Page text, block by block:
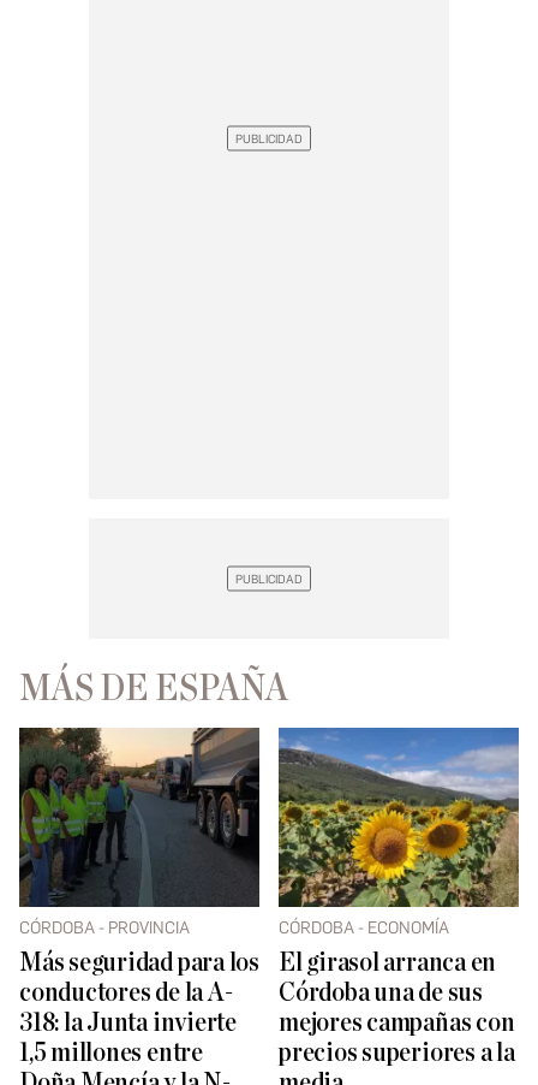
MÁS DE ESPAÑA
CÓRDOBA - PROVINCIA
Más seguridad para los
conductores de la A-
318: la Junta invierte
1,5 millones entre
CÓRDOBA - ECONOMÍA
El girasol arranca en
Córdoba una de sus
mejores campañas con
precios superiores a la